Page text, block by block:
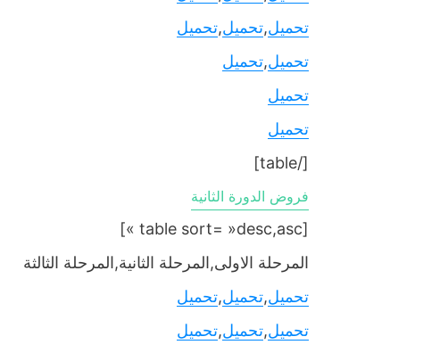
تحميل,تحميل,تحميل
تحميل,تحميل
تحميل
تحميل
[/table]
فروض الدورة الثانية
[table sort= »desc,asc »]
المرحلة الاولى,المرحلة الثانية,المرحلة الثالثة
تحميل,تحميل,تحميل
تحميل,تحميل,تحميل